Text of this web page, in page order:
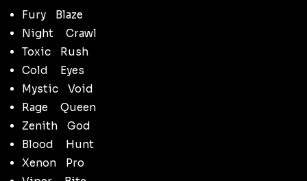
FuryᅠBlaze
Nightᅠ Crawl
ToxicᅠRush
Coldᅠ Eyes
MysticᅠVoid
Rageᅠ Queen
ZenithᅠGod
Bloodᅠ Hunt
XenonᅠPro